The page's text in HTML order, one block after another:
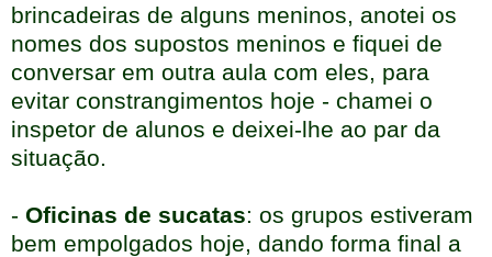
brincadeiras de alguns meninos, anotei os
nomes dos supostos meninos e fiquei de
conversar em outra aula com eles, para
evitar constrangimentos hoje - chamei o
inspetor de alunos e deixei-lhe ao par da
situação.
- Oficinas de sucatas: os grupos estiveram
bem empolgados hoje, dando forma final a